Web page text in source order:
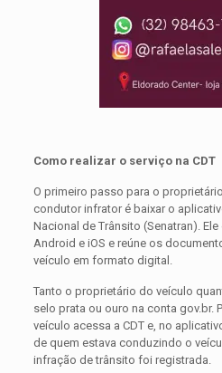
Como realizar o serviço na CDT
O primeiro passo para o
condutor infrator é baixar o
Nacional de Trânsito (Senatran).
Android e iOS e reúne os
veículo em formato digital.
Tanto o proprietário do veículo
selo prata ou ouro na conta gov.br.
veículo acessa a CDT e, no
de quem estava conduzindo o
infração de trânsito foi registrada.